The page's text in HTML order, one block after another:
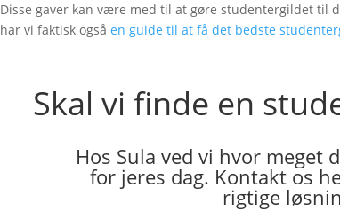
Disse gaver kan være med til at gøre studentergildet til
har vi faktisk også en guide til at få det bedste
Skal vi finde en
Hos Sula ved vi hvor meget
for jeres dag. Kontakt os
rigtige